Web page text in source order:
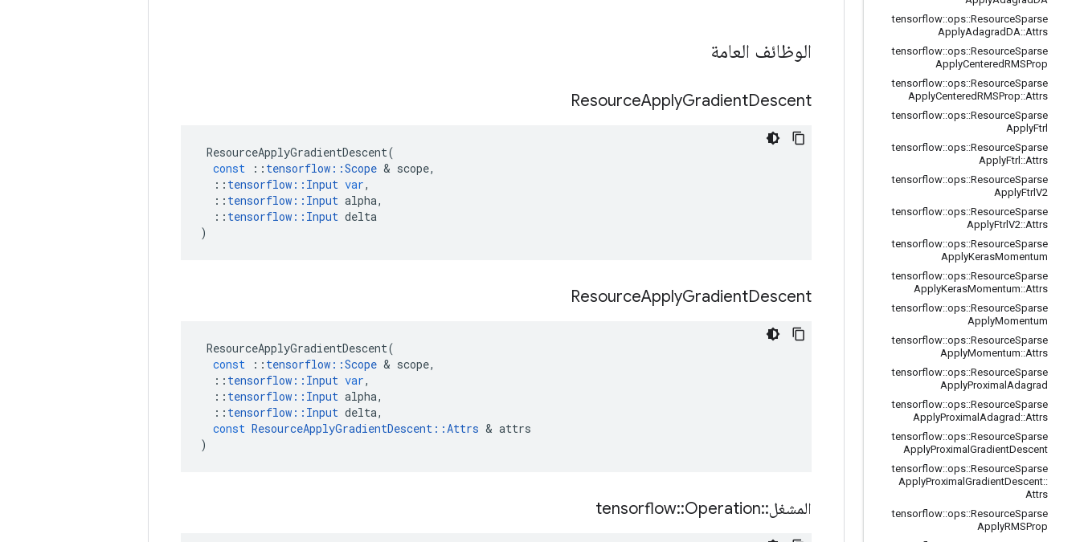
tensorflow::ops::ResourceSparse
ApplyAdagradDA::Attrs
tensorflow::ops::ResourceSparse
ApplyCenteredRMSProp
tensorflow::ops::ResourceSparse
ApplyCenteredRMSProp::Attrs
tensorflow::ops::ResourceSparse
ApplyFtrl
tensorflow::ops::ResourceSparse
ApplyFtrl ::Attrs
tensorflow::ops::ResourceSparse
ApplyFtrlV2
tensorflow::ops::ResourceSparse
ApplyFtrlV2::Attrs
tensorflow::ops::ResourceSparse
ApplyKerasMomentum
tensorflow::ops::ResourceSparse
ApplyKerasMomentum::Attrs
tensorflow::ops::ResourceSparse
ApplyMomentum
tensorflow::ops::ResourceSparse
ApplyMomentum::Attrs
tensorflow::ops::ResourceSparse
ApplyProximal Adagrad
tensorflow::ops::ResourceSparse
ApplyProximal Adagrad ::Attrs
tensorflow::ops::ResourceSparse
ApplyProximal GradientDescent
tensorflow::ops::ResourceSparse
ApplyProximal GradientDescent::
Attrs
tensorflow::ops::ResourceSparse
ApplyRMSProp
الوظائف العامة
ResourceApplyGradientDescent
ResourceApplyGradientDescent(
const
:: tensorflow ::Scope & scope,
:: tensorflow :: Input var,
:: tensorflow :: Input alpha,
:: tensorflow :: Input delta
)
ResourceApplyGradientDescent
ResourceApplyGradientDescent(
const
:: tensorflow ::Scope & scope,
:: tensorflow :: Input var,
:: tensorflow :: Input alpha,
:: tensorflow :: Input delta,
const ResourceApplyGradientDescent ::Attrs & attrs
)
المشغل::
tensorflow::Operation